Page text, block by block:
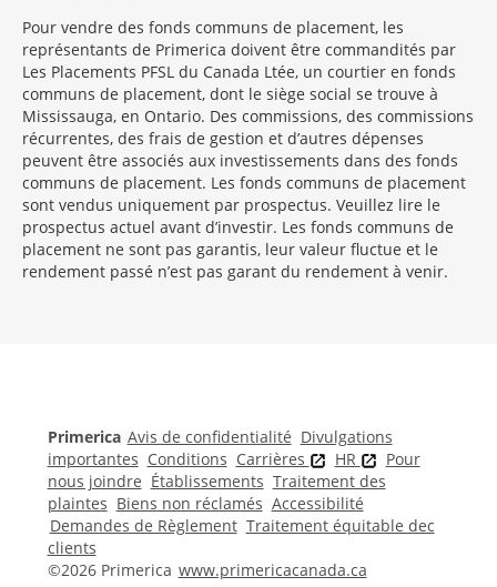
Pour vendre des fonds communs de placement, les
représentants de Primerica doivent être commandités par
Les Placements PFSL du Canada Ltée, un courtier en fonds
communs de placement, dont le siège social se trouve à
Mississauga, en Ontario. Des commissions, des commissions
récurrentes, des frais de gestion et d’autres dépenses
peuvent être associés aux investissements dans des fonds
communs de placement. Les fonds communs de placement
sont vendus uniquement par prospectus. Veuillez lire le
prospectus actuel avant d’investir. Les fonds communs de
placement ne sont pas garantis, leur valeur fluctue et le
rendement passé n’est pas garant du rendement à venir.
Primerica Avis de confidentialité Divulgations
importantes Conditions Carrières HR
Pour
nous joindre Établissements Traitement des
plaintes Biens non réclamés Accessibilité
Demandes de Règlement Traitement équitable dec
clients
©2026 Primerica www.primericacanada.ca